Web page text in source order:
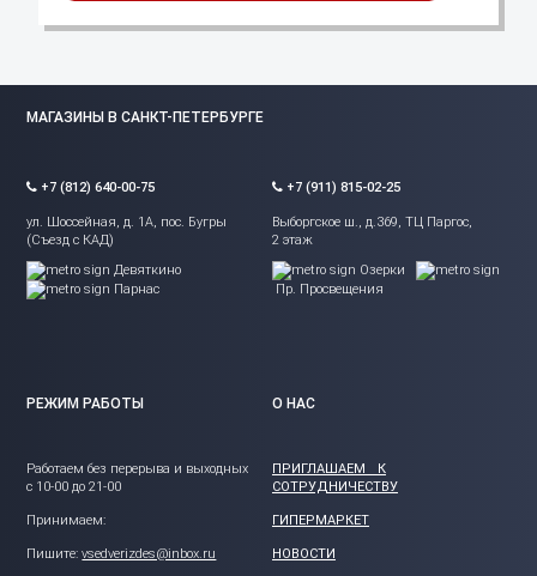
МАГАЗИНЫ В САНКТ-ПЕТЕРБУРГЕ
+7 (812) 640-00-75
ул. Шоссейная, д. 1А, пос. Бугры
(Съезд с КАД)
Девяткино
Парнас
+7 (911) 815-02-25
Выборгское ш., д.369, ТЦ Паргос,
2 этаж
Озерки
Пр. Просвещения
РЕЖИМ РАБОТЫ
Работаем без перерыва и выходных
с 10-00 до 21-00
Принимаем:
Пишите:vsedverizdes@inbox.ru
О НАС
ПРИГЛАШАЕМ К
СОТРУДНИЧЕСТВУ
ГИПЕРМАРКЕТ
НОВОСТИ